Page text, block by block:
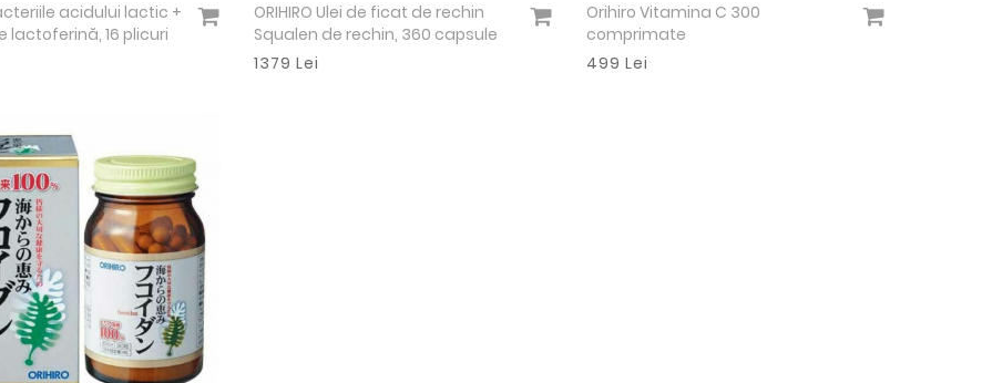
Vezi detaliiacidului lactic +
lactoferină, 16 plicuri
Vezi detalii
ORIHIRO Ulei de ficat de rechin
Squalen de rechin, 360 capsule
1379 Lei
Vezi detalii
Orihiro Vitamina C 300
comprimate
499 Lei